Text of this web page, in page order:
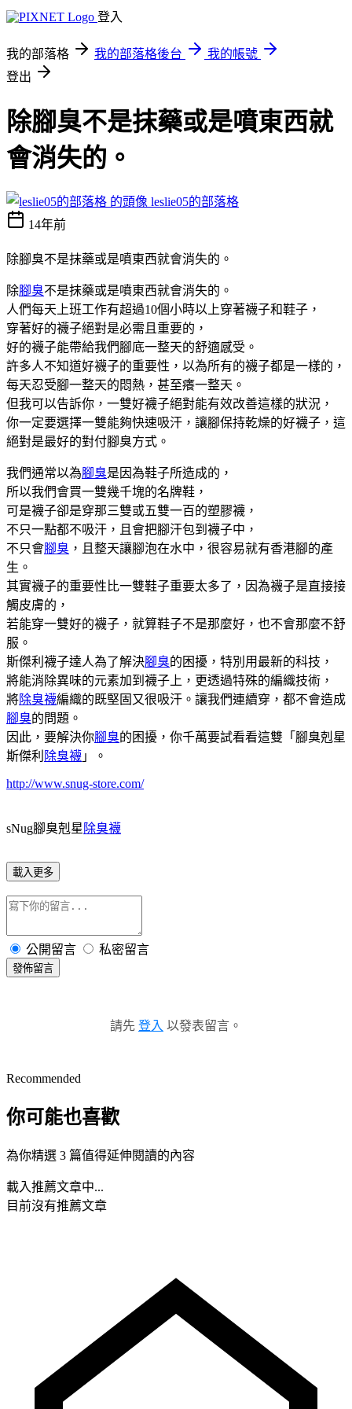
登入
我的部落格 我的部落格後台
我的帳號
登出
除腳臭不是抹藥或是噴東西就
會消失的。
leslie05的部落格
14年前
除腳臭不是抹藥或是噴東西就會消失的。
除腳臭不是抹藥或是噴東西就會消失的。
人們每天上班工作有超過10個小時以上穿著襪子和鞋子，
穿著好的襪子絕對是必需且重要的，
好的襪子能帶給我們腳底一整天的舒適感受。
許多人不知道好襪子的重要性，以為所有的襪子都是一樣的，
每天忍受腳一整天的悶熱，甚至癢一整天。
但我可以告訴你，一雙好襪子絕對能有效改善這樣的狀況，
你一定要選擇一雙能夠快速吸汗，讓腳保持乾燥的好襪子，這
絕對是最好的對付腳臭方式。
我們通常以為腳臭是因為鞋子所造成的，
所以我們會買一雙幾千塊的名牌鞋，
可是襪子卻是穿那三雙或五雙一百的塑膠襪，
不只一點都不吸汗，且會把腳汗包到襪子中，
不只會腳臭 ，且整天讓腳泡在水中，很容易就有香港腳的產
生。
其實襪子的重要性比一雙鞋子重要太多了，因為襪子是直接接
觸皮膚的，
若能穿一雙好的襪子，就算鞋子不是那麼好，也不會那麼不舒
服。
斯傑利襪子達人為了解決腳臭的困擾，特別用最新的科技，
將能消除異味的元素加到襪子上，更透過特殊的編織技術，
將除臭襪編織的既堅固又很吸汗。讓我們連續穿，都不會造成
腳臭的問題。
因此，要解決你腳臭的困擾，你千萬要試看看這雙「腳臭剋星
斯傑利 除臭襪 」。
http://www.snug-store.com/
sNug腳臭剋星 除臭襪
載入更多
公開留言 私密留言
發佈留言
請先 登入 以發表留言。
Recommended
你可能也喜歡
為你精選 3 篇值得延伸閱讀的內容
載入推薦文章中...
目前沒有推薦文章